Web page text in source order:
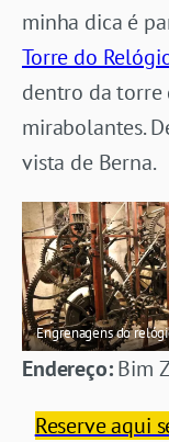
minha dica é
Torre do
dentro da torre
mirabolantes.
vista de Berna.
Engrenagens do
Endereço:Bim
Reserve aqui